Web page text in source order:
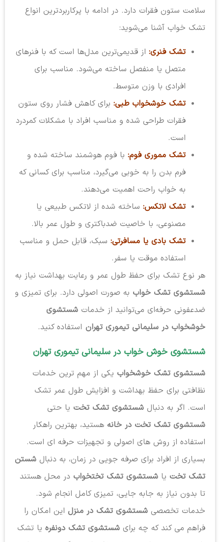
سلامت ستون فقرات دارد. در ادامه با پرکاربردترین انواع
تشک خواب آشنا می‌شوید:
تشک فنری:از قدیمی‌ترین مدل‌ها است که با فنرهای
متصل یا منفصل ساخته می‌شود. مناسب برای
افرادی با وزن متوسط.
تشک خوشخواب طبی:برای کاهش فشار روی ستون
فقرات طراحی شده و مناسب افراد با مشکلات کمردرد
است.
تشک مموری فوم:با فوم هوشمند ساخته شده و
فرم بدن را به خوبی می‌گیرد، مناسب برای کسانی که
به خواب راحت اهمیت می‌دهند.
تشک لاتکس:ساخته شده از لاتکس طبیعی یا
مصنوعی، با خاصیت ضدباکتری و طول عمر بالا.
تشک بادی یا مسافرتی:سبک، قابل حمل و مناسب
استفاده موقت یا سفر.
هر نوع تشک برای حفظ طول عمر و رعایت بهداشت نیاز به
شستشوی تشک خواببه صورت اصولی دارد. برای تمیزی و
ضدعفونی حرفه‌ای می‌توانید از خدمات شستشوی
خوشخواب در سلیمانی تیموری تهران استفاده کنید.
شستشوی خوش خواب در سلیمانی تیموری تهران
شستشوی تشک خوشخوابیکی از مهم ترین خدمات
نظافتی برای حفظ بهداشت و افزایش طول عمر تشک
است. اگر به دنبال شستشوی تشک تختیا حتی
شستشوی تشک تخت در خانههستید، بهترین راهکار
استفاده از روش های اصولی و تجهیزات حرفه ای است.
بسیاری از افراد برای صرفه جویی در زمان، به دنبال شستن
تشک تختیا شستشوی تشک تختخوابدر محل هستند
تا بدون نیاز به جابه جایی، تمیزی کامل انجام شود.
خدمات تخصصی شستشوی تشک در منزلاین امکان را
فراهم می کند که چه برای شستشوی تشک دونفرهیا تشک